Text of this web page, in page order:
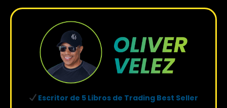
Escritor de 5 Libros de Trading Best Seller